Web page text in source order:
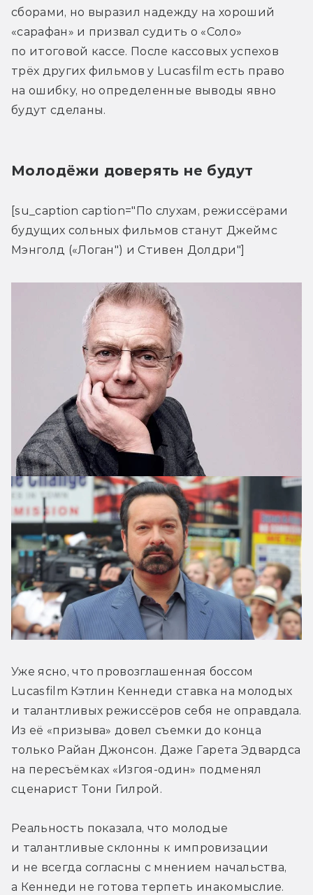
сборами, но выразил надежду на хороший
«сарафан» и призвал судить о «Соло»
по итоговой кассе. После кассовых успехов
трёх других фильмов у Lucasfilm есть право
на ошибку, но определенные выводы явно
будут сделаны.
Молодёжи доверять не будут
[su_caption caption="По слухам, режиссёрами
будущих сольных фильмов станут Джеймс
Мэнголд («Логан") и Стивен Долдри"]
Уже ясно, что провозглашенная боссом
Lucasfilm Кэтлин Кеннеди ставка на молодых
и талантливых режиссёров себя не оправдала.
Из её «призыва» довел съемки до конца
только Райан Джонсон. Даже Гарета Эдвардса
на пересъёмках «Изгоя-один» подменял
сценарист Тони Гилрой.
Реальность показала, что молодые
и талантливые склонны к импровизации
и не всегда согласны с мнением начальства,
а Кеннеди не готова терпеть инакомыслие.